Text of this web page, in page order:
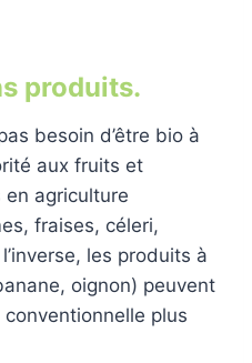
produits.
besoin d’être bio à
aux fruits et
agriculture
fraises, céleri,
les produits à
oignon) peuvent
plus